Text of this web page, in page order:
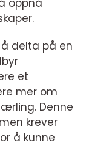
oppnå
å delta på en
et
mer om
Denne
krever
å kunne